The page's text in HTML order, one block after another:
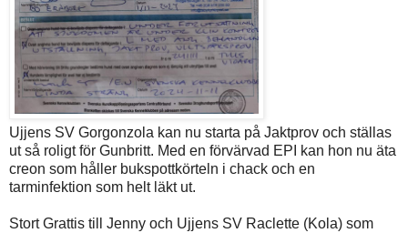
Ujjens SV Gorgonzola kan nu starta på Jaktprov och ställas
ut så roligt för Gunbritt. Med en förvärvad EPI kan hon nu äta
creon som håller bukspottkörteln i chack och en
tarminfektion som helt läkt ut.
Stort Grattis till Jenny och Ujjens SV Raclette (Kola) som